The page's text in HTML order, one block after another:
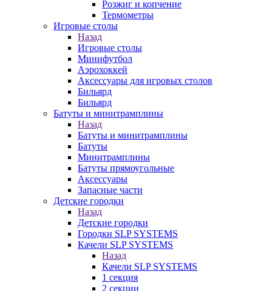
Розжиг и копчение
Термометры
Игровые столы
Назад
Игровые столы
Минифутбол
Аэрохоккей
Аксессуары для игровых столов
Бильяpд
Бильяpд
Батуты и минитрамплины
Назад
Батуты и минитрамплины
Батуты
Минитрамплины
Батуты прямоугольные
Аксессуары
Запасные части
Детские городки
Назад
Детские городки
Городки SLP SYSTEMS
Качели SLP SYSTEMS
Назад
Качели SLP SYSTEMS
1 секция
2 секции